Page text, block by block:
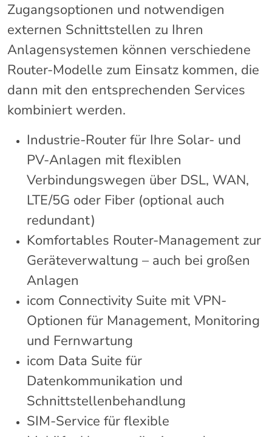
Zugangsoptionen und notwendigen
externen Schnittstellen zu Ihren
Anlagensystemen können verschiedene
Router-Modelle zum Einsatz kommen, die
dann mit den entsprechenden Services
kombiniert werden.
Industrie-Router für Ihre Solar- und
PV-Anlagen mit flexiblen
Verbindungswegen über DSL, WAN,
LTE/5G oder Fiber (optional auch
redundant)
Komfortables Router-Management zur
Geräteverwaltung – auch bei großen
Anlagen
icom Connectivity Suite mit VPN-
Optionen für Management, Monitoring
und Fernwartung
icom Data Suite für
Datenkommunikation und
Schnittstellenbehandlung
SIM-Service für flexible